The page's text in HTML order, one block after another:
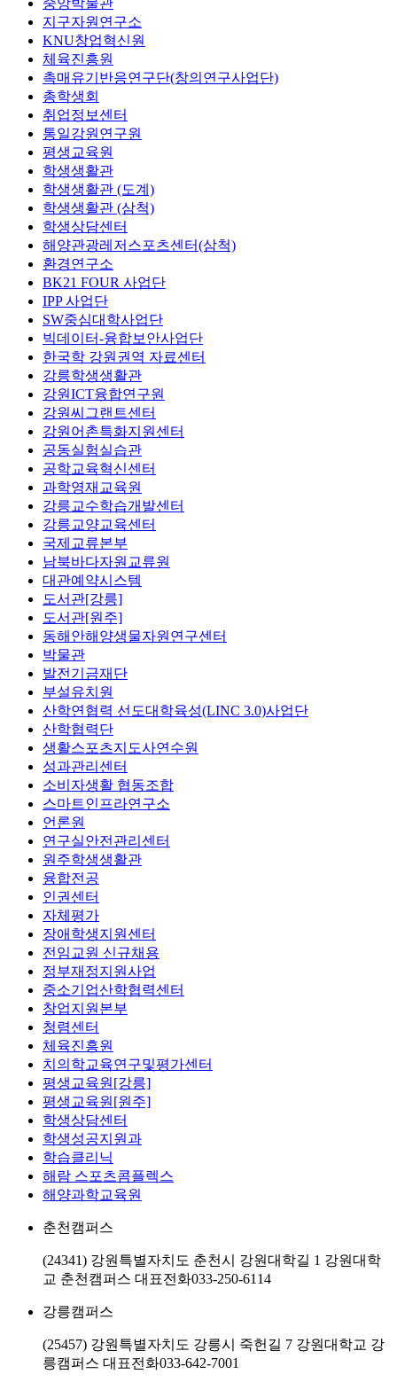
중앙박물관
지구자원연구소
KNU창업혁신원
체육진흥원
촉매유기반응연구단(창의연구사업단)
총학생회
취업정보센터
통일강원연구원
평생교육원
학생생활관
학생생활관 (도계)
학생생활관 (삼척)
학생상담센터
해양관광레저스포츠센터(삼척)
환경연구소
BK21 FOUR 사업단
IPP 사업단
SW중심대학사업단
빅데이터-융합보안사업단
한국학 강원권역 자료센터
강릉학생생활관
강원ICT융합연구원
강원씨그랜트센터
강원어촌특화지원센터
공동실험실습관
공학교육혁신센터
과학영재교육원
강릉교수학습개발센터
강릉교양교육센터
국제교류본부
남북바다자원교류원
대관예약시스템
도서관[강릉]
도서관[원주]
동해안해양생물자원연구센터
박물관
발전기금재단
부설유치원
산학연협력 선도대학육성(LINC 3.0)사업단
산학협력단
생활스포츠지도사연수원
성과관리센터
소비자생활 협동조합
스마트인프라연구소
언론원
연구실안전관리센터
원주학생생활관
융합전공
인권센터
자체평가
장애학생지원센터
전임교원 신규채용
정부재정지원사업
중소기업산학협력센터
창업지원본부
청렴센터
체육진흥원
치의학교육연구및평가센터
평생교육원[강릉]
평생교육원[원주]
학생상담센터
학생성공지원과
학습클리닉
해람 스포츠콤플렉스
해양과학교육원
춘천캠퍼스
(24341) 강원특별자치도 춘천시 강원대학길 1 강원대학
교 춘천캠퍼스 대표전화033-250-6114
강릉캠퍼스
(25457) 강원특별자치도 강릉시 죽헌길 7 강원대학교 강
릉캠퍼스 대표전화033-642-7001